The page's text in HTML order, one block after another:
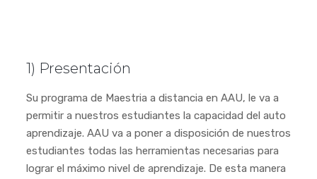
1) Presentación
Su programa de Maestria a distancia en AAU, le va a
permitir a nuestros estudiantes la capacidad del auto
aprendizaje. AAU va a poner a disposición de nuestros
estudiantes todas las herramientas necesarias para
lograr el máximo nivel de aprendizaje. De esta manera